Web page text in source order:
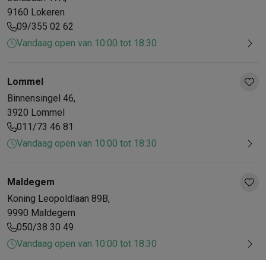
9160 Lokeren
09/355 02 62
Vandaag open van 10:00 tot 18:30
Lommel
Binnensingel 46,
3920 Lommel
011/73 46 81
Vandaag open van 10:00 tot 18:30
Maldegem
Koning Leopoldlaan 89B,
9990 Maldegem
050/38 30 49
Vandaag open van 10:00 tot 18:30